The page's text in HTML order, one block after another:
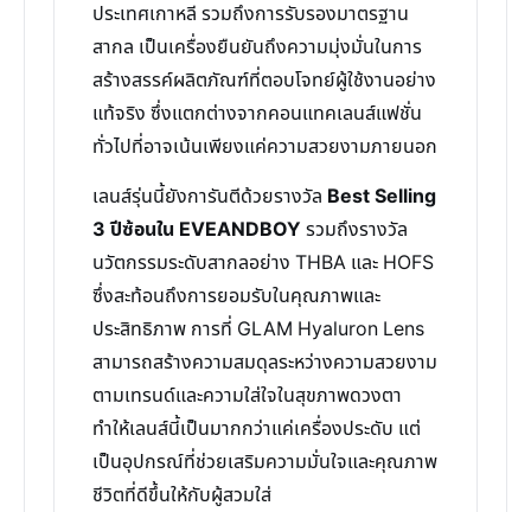
ประเทศเกาหลี รวมถึงการรับรองมาตรฐาน
สากล เป็นเครื่องยืนยันถึงความมุ่งมั่นในการ
สร้างสรรค์ผลิตภัณฑ์ที่ตอบโจทย์ผู้ใช้งานอย่าง
แท้จริง ซึ่งแตกต่างจากคอนแทคเลนส์แฟชั่น
ทั่วไปที่อาจเน้นเพียงแค่ความสวยงามภายนอก
เลนส์รุ่นนี้ยังการันตีด้วยรางวัล Best Selling
3 ปีซ้อนใน EVEANDBOY รวมถึงรางวัล
นวัตกรรมระดับสากลอย่าง THBA และ HOFS
ซึ่งสะท้อนถึงการยอมรับในคุณภาพและ
ประสิทธิภาพ การที่ GLAM Hyaluron Lens
สามารถสร้างความสมดุลระหว่างความสวยงาม
ตามเทรนด์และความใส่ใจในสุขภาพดวงตา
ทำให้เลนส์นี้เป็นมากกว่าแค่เครื่องประดับ แต่
เป็นอุปกรณ์ที่ช่วยเสริมความมั่นใจและคุณภาพ
ชีวิตที่ดีขึ้นให้กับผู้สวมใส่